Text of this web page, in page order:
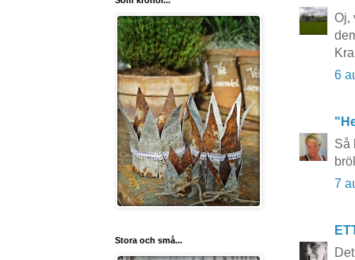
Oj,
6
Så
7
Stora och små...